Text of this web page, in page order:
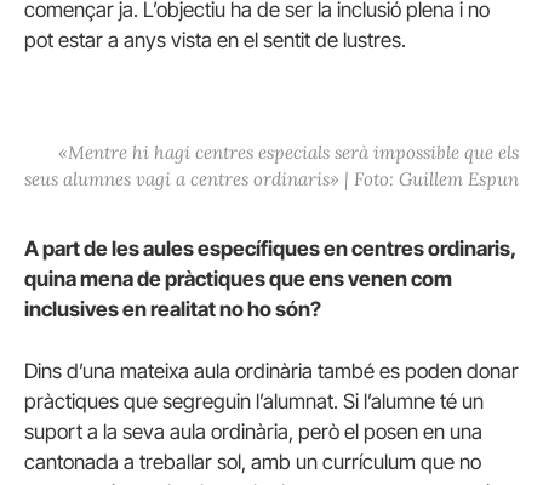
començar ja. L’objectiu ha de ser la inclusió plena i no
pot estar a anys vista en el sentit de lustres.
«Mentre hi hagi centres especials serà impossible que els
seus alumnes vagi a centres ordinaris» | Foto: Guillem Espun
A part de les aules específiques en centres ordinaris,
quina mena de pràctiques que ens venen com
inclusives en realitat no ho són?
Dins d’una mateixa aula ordinària també es poden donar
pràctiques que segreguin l’alumnat. Si l’alumne té un
suport a la seva aula ordinària, però el posen en una
cantonada a treballar sol, amb un currículum que no